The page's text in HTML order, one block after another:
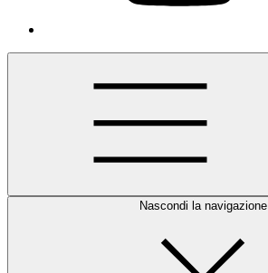
Nascondi la navigazione